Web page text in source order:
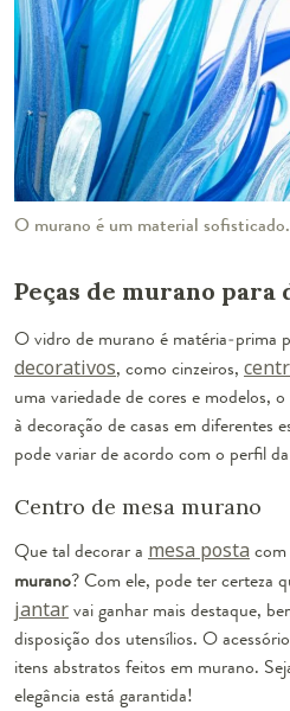
O murano é um material
Peças de murano para
O vidro de murano é matéria-prima
decorativos, como cinzeiros,
uma variedade de cores e modelos,
à decoração de casas em diferentes
pode variar de acordo com o perfil
Centro de mesa murano
Que tal decorar a mesa posta
murano? Com ele, pode ter certeza
jantarvai ganhar mais destaque,
disposição dos utensílios. O
itens abstratos feitos em murano.
elegância está garantida!